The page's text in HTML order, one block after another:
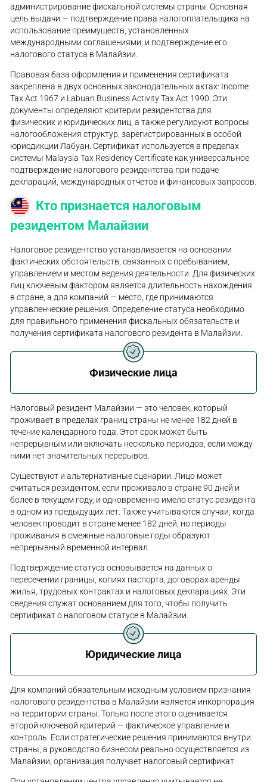
администрирование фискальной системы страны. Основная
цель выдачи — подтверждение права налогоплательщика на
использование преимуществ, установленных
международными соглашениями, и подтверждение его
налогового статуса в Малайзии.
Правовая база оформления и применения сертификата
закреплена в двух основных законодательных актах: Income
Tax Act 1967 и Labuan Business Activity Tax Act 1990. Эти
документы определяют критерии резидентства для
физических и юридических лиц, а также регулируют вопросы
налогообложения структур, зарегистрированных в особой
юрисдикции Лабуан. Сертификат используется в пределах
системы Malaysia Tax Residency Certificate как универсальное
подтверждение налогового резидентства при подаче
деклараций, международных отчетов и финансовых запросов.
Кто признается налоговым
резидентом Малайзии
Налоговое резидентство устанавливается на основании
фактических обстоятельств, связанных с пребыванием,
управлением и местом ведения деятельности. Для физических
лиц ключевым фактором является длительность нахождения
в стране, а для компаний — место, где принимаются
управленческие решения. Определение статуса необходимо
для правильного применения фискальных обязательств и
получения сертификата налогового резидента в Малайзии.
Физические лица
Налоговый резидент Малайзии — это человек, который
проживает в пределах границ страны не менее 182 дней в
течение календарного года. Этот срок может быть
непрерывным или включать несколько периодов, если между
ними нет значительных перерывов.
Существуют и альтернативные сценарии. Лицо может
считаться резидентом, если проживало в стране 90 дней и
более в текущем году, и одновременно имело статус резидента
в одном из предыдущих лет. Также учитываются случаи, когда
человек проводит в стране менее 182 дней, но периоды
проживания в смежные налоговые годы образуют
непрерывный временной интервал.
Подтверждение статуса основывается на данных о
пересечении границы, копиях паспорта, договорах аренды
жилья, трудовых контрактах и налоговых декларациях. Эти
сведения служат основанием для того, чтобы получить
сертификат о налоговом статусе в Малайзии.
Юридические лица
Для компаний обязательным исходным условием признания
налогового резидентства в Малайзии является инкорпорация
на территории страны. Только после этого оценивается
второй ключевой критерий — фактическое управление и
контроль. Если стратегические решения принимаются внутри
страны, а руководство бизнесом реально осуществляется из
Малайзии, организация получает налоговый сертификат.